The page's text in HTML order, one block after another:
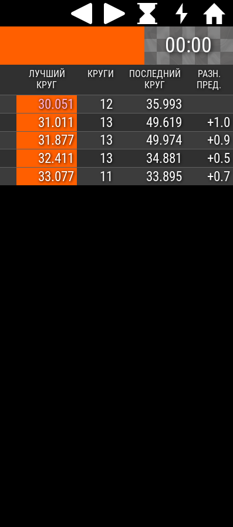
00:00
ЛУЧШИЙ
КРУГ
КРУГИ
ПОСЛЕДНИЙ
КРУГ
РАЗН.
ПРЕД.
30.051 12
35.993
31.011 13 49.619
+1.0
31.877 13 49.974
+0.9
32.411 13 34.881
+0.5
33.077 11 33.895 +0.7